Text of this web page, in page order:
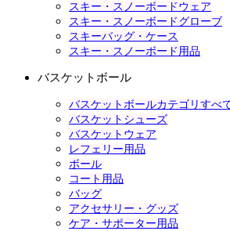
スキー・スノーボードウェア
スキー・スノーボードグローブ
スキーバッグ・ケース
スキー・スノーボード用品
バスケットボール
バスケットボールカテゴリすべ
バスケットシューズ
バスケットウェア
レフェリー用品
ボール
コート用品
バッグ
アクセサリー・グッズ
ケア・サポーター用品